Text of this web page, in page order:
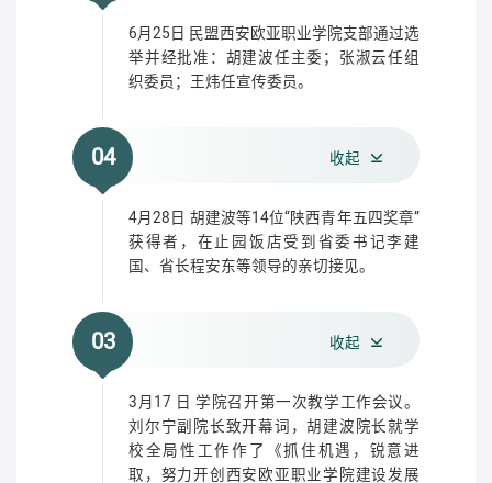
6月25日 民盟西安欧亚职业学院支部通过选
举并经批准：胡建波任主委；张淑云任组
织委员；王炜任宣传委员。
04 收起
4月28日 胡建波等14位“陕西青年五四奖章”
获得者，在止园饭店受到省委书记李建
国、省长程安东等领导的亲切接见。
03 收起
3月17 日 学院召开第一次教学工作会议。
刘尔宁副院长致开幕词，胡建波院长就学
校全局性工作作了《抓住机遇，锐意进
取，努力开创西安欧亚职业学院建设发展